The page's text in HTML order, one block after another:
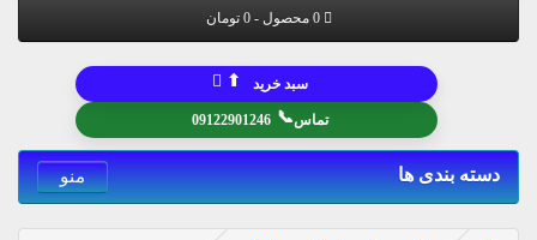
0 محصول - 0 تومان
تماس📞
09122901246
سبد خرید ⬆
دسته بندی ها منو